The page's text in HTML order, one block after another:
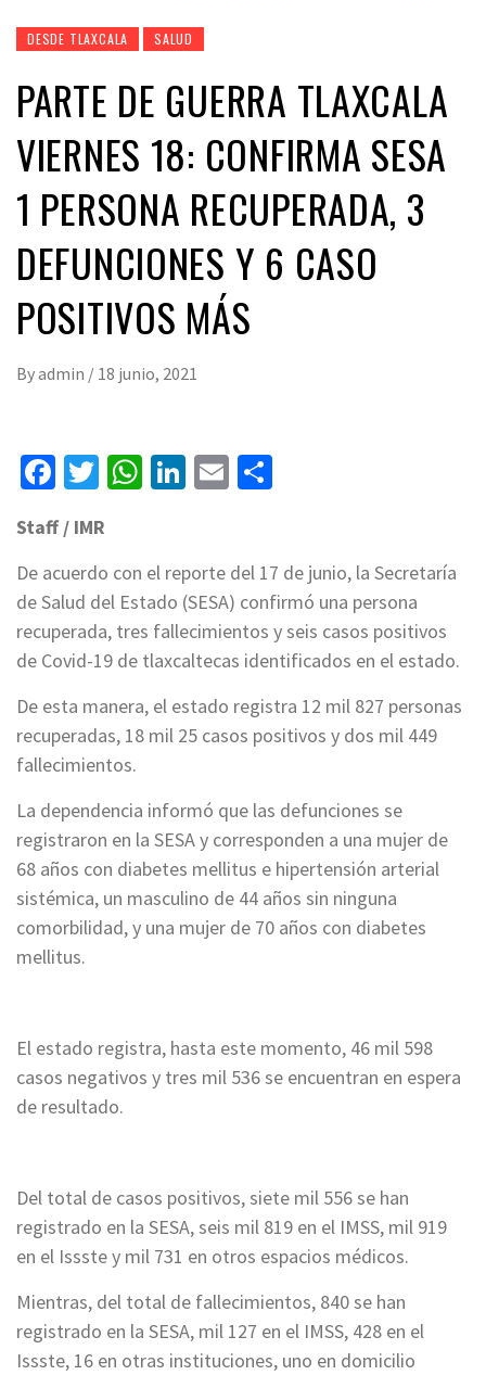
DESDE TLAXCALA SALUD
PARTE DE GUERRA TLAXCALA
VIERNES 18: CONFIRMA SESA
1 PERSONA RECUPERADA, 3
DEFUNCIONES Y 6 CASO
POSITIVOS MÁS
Byadmin / 18 junio, 2021
Facebook
Twitter
WhatsApp
LinkedIn
Email
Staff / IMR
De acuerdo con el reporte del 17 de junio, la Secretaría
de Salud del Estado (SESA) confirmó una persona
recuperada, tres fallecimientos y seis casos positivos
de Covid-19 de tlaxcaltecas identificados en el estado.
De esta manera, el estado registra 12 mil 827 personas
recuperadas, 18 mil 25 casos positivos y dos mil 449
fallecimientos.
La dependencia informó que las defunciones se
registraron en la SESA y corresponden a una mujer de
68 años con diabetes mellitus e hipertensión arterial
sistémica, un masculino de 44 años sin ninguna
comorbilidad, y una mujer de 70 años con diabetes
mellitus.
El estado registra, hasta este momento, 46 mil 598
casos negativos y tres mil 536 se encuentran en espera
de resultado.
Del total de casos positivos, siete mil 556 se han
registrado en la SESA, seis mil 819 en el IMSS, mil 919
en el Issste y mil 731 en otros espacios médicos.
Mientras, del total de fallecimientos, 840 se han
registrado en la SESA, mil 127 en el IMSS, 428 en el
Issste, 16 en otras instituciones, uno en domicilio